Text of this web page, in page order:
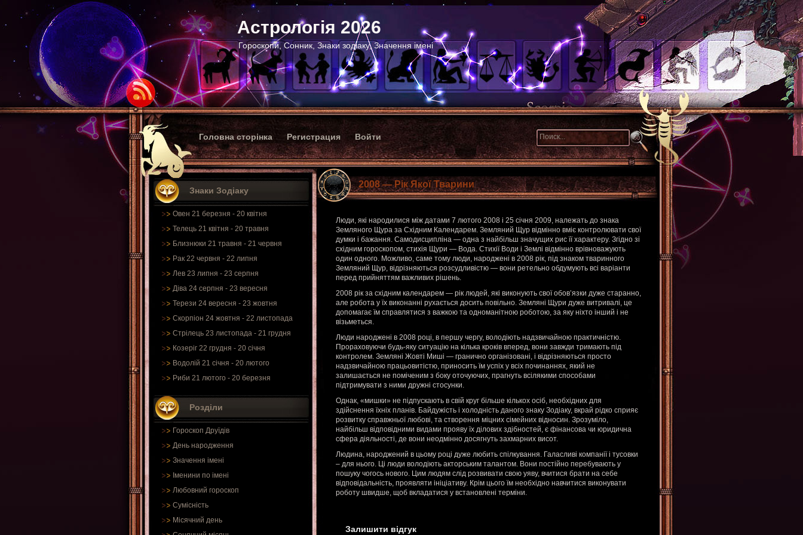
Астрологія 2026
Гороскопи, Сонник, Знаки зодіаку, Значення імені
Головна сторінка Регистрация Войти
Знаки Зодіаку
Овен 21 березня - 20 квітня
Телець 21 квітня - 20 травня
Близнюки 21 травня - 21 червня
Рак 22 червня - 22 липня
Лев 23 липня - 23 серпня
Діва 24 серпня - 23 вересня
Терези 24 вересня - 23 жовтня
Скорпіон 24 жовтня - 22 листопада
Стрілець 23 листопада - 21 грудня
Козеріг 22 грудня - 20 січня
Водолій 21 січня - 20 лютого
Риби 21 лютого - 20 березня
Розділи
Гороскоп Друїдів
День народження
Значення імені
Іменини по імені
Любовний гороскоп
Сумісність
Місячний день
2008 — Рік Якої Тварини
Люди, які народилися між датами 7 лютого 2008 і 25 січня 2009, належать до знака
Земляного Щура за Східним Календарем. Земляний Щур відмінно вміє контролювати свої
думки і бажання. Самодисципліна — одна з найбільш значущих рис її характеру. Згідно зі
східним гороскопом, стихія Щури — Вода. Стихії Води і Землі відмінно врівноважують
один одного. Можливо, саме тому люди, народжені в 2008 рік, під знаком тваринного
Земляний Щур, відрізняються розсудливістю — вони ретельно обдумують всі варіанти
перед прийняттям важливих рішень.
2008 рік за східним календарем — рік людей, які виконують свої обов’язки дуже старанно,
але робота у їх виконанні рухається досить повільно. Земляні Щури дуже витривалі, це
допомагає їм справлятися з важкою та одноманітною роботою, за яку ніхто інший і не
візьметься.
Люди народжені в 2008 році, в першу чергу, володіють надзвичайною практичністю.
Прораховуючи будь-яку ситуацію на кілька кроків вперед, вони завжди тримають під
контролем. Земляні Жовті Миші — гранично організовані, і відрізняються просто
надзвичайною працьовитістю, приносить їм успіх у всіх починаннях, який не
залишається не поміченим з боку оточуючих, прагнуть всілякими способами
підтримувати з ними дружні стосунки.
Однак, «мишки» не підпускають в свій круг більше кількох осіб, необхідних для
здійснення їхніх планів. Байдужість і холодність даного знаку Зодіаку, вкрай рідко сприяє
розвитку справжньої любові, та створення міцних сімейних відносин. Зрозуміло,
найбільш відповідними видами прояву їх ділових здібностей, є фінансова чи юридична
сфера діяльності, де вони неодмінно досягнуть захмарних висот.
Людина, народжений в цьому році дуже любить спілкування. Галасливі компанії і тусовки
– для нього. Ці люди володіють акторським талантом. Вони постійно перебувають у
пошуку чогось нового. Цим людям слід розвивати свою уяву, вчитися брати на себе
відповідальність, проявляти ініціативу. Крім цього їм необхідно навчитися виконувати
роботу швидше, щоб вкладатися у встановлені терміни.
Залишити відгук